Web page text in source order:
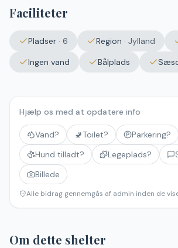
Faciliteter
Pladser · 6 Region · Jylland
Ingen vand
Bålplads
Hjælp os med at opdatere info
Vand? 🚽Toilet? Parkering?
Hund tilladt?
Legeplads?
Billede
Alle bidrag gennemgås af admin inden de
Om dette shelter